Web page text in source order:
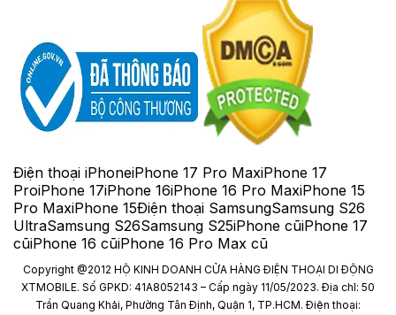
Điện thoại iPhoneiPhone 17 Pro MaxiPhone 17
ProiPhone 17iPhone 16iPhone 16 Pro MaxiPhone 15
Pro MaxiPhone 15Điện thoại SamsungSamsung S26
UltraSamsung S26Samsung S25iPhone cũiPhone 17
cũiPhone 16 cũiPhone 16 Pro Max cũ
Copyright @2012 HỘ KINH DOANH CỬA HÀNG ĐIỆN THOẠI DI ĐỘNG
XTMOBILE. Số GPKD: 41A8052143 – Cấp ngày 11/05/2023. Địa chỉ: 50
Trần Quang Khải, Phường Tân Định, Quận 1, TP.HCM. Điện thoại: